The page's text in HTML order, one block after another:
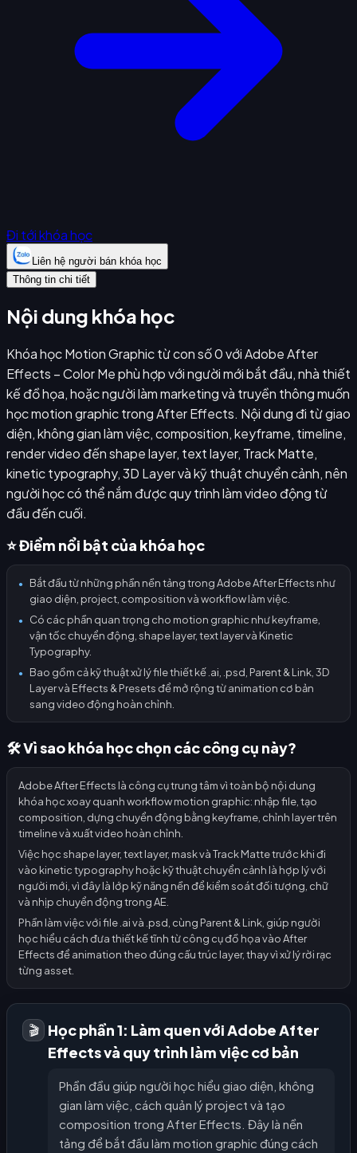
Đi tới khóa học
Liên hệ người bán khóa học
Thông tin chi tiết
Nội dung khóa học
Khóa học Motion Graphic từ con số 0 với Adobe After
Effects – Color Me phù hợp với người mới bắt đầu, nhà thiết
kế đồ họa, hoặc người làm marketing và truyền thông muốn
học motion graphic trong After Effects. Nội dung đi từ giao
diện, không gian làm việc, composition, keyframe, timeline,
render video đến shape layer, text layer, Track Matte,
kinetic typography, 3D Layer và kỹ thuật chuyển cảnh, nên
người học có thể nắm được quy trình làm video động từ
đầu đến cuối.
⭐ Điểm nổi bật của khóa học
●
Bắt đầu từ những phần nền tảng trong Adobe After Effects như
giao diện, project, composition và workflow làm việc.
●
Có các phần quan trọng cho motion graphic như keyframe,
vận tốc chuyển động, shape layer, text layer và Kinetic
Typography.
●
Bao gồm cả kỹ thuật xử lý file thiết kế .ai, .psd, Parent & Link, 3D
Layer và Effects & Presets để mở rộng từ animation cơ bản
sang video động hoàn chỉnh.
🛠️ Vì sao khóa học chọn các công cụ này?
Adobe After Effects là công cụ trung tâm vì toàn bộ nội dung
khóa học xoay quanh workflow motion graphic: nhập file, tạo
composition, dựng chuyển động bằng keyframe, chỉnh layer trên
timeline và xuất video hoàn chỉnh.
Việc học shape layer, text layer, mask và Track Matte trước khi đi
vào kinetic typography hoặc kỹ thuật chuyển cảnh là hợp lý với
người mới, vì đây là lớp kỹ năng nền để kiểm soát đối tượng, chữ
và nhịp chuyển động trong AE.
Phần làm việc với file .ai và .psd, cùng Parent & Link, giúp người
học hiểu cách đưa thiết kế tĩnh từ công cụ đồ họa vào After
Effects để animation theo đúng cấu trúc layer, thay vì xử lý rời rạc
từng asset.
🎬 Học phần 1: Làm quen với Adobe After
Effects và quy trình làm việc cơ bản
Phần đầu giúp người học hiểu giao diện, không
gian làm việc, cách quản lý project và tạo
composition trong After Effects. Đây là nền
tảng để bắt đầu làm motion graphic đúng cách